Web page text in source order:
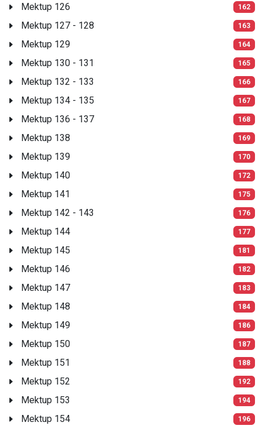
Mektup 126 162
Mektup 127 - 128 163
Mektup 129 164
Mektup 130 - 131 165
Mektup 132 - 133 166
Mektup 134 - 135 167
Mektup 136 - 137 168
Mektup 138 169
Mektup 139 170
Mektup 140 172
Mektup 141 175
Mektup 142 - 143 176
Mektup 144 177
Mektup 145 181
Mektup 146 182
Mektup 147 183
Mektup 148 184
Mektup 149 186
Mektup 150 187
Mektup 151 188
Mektup 152 192
Mektup 153 194
Mektup 154 196